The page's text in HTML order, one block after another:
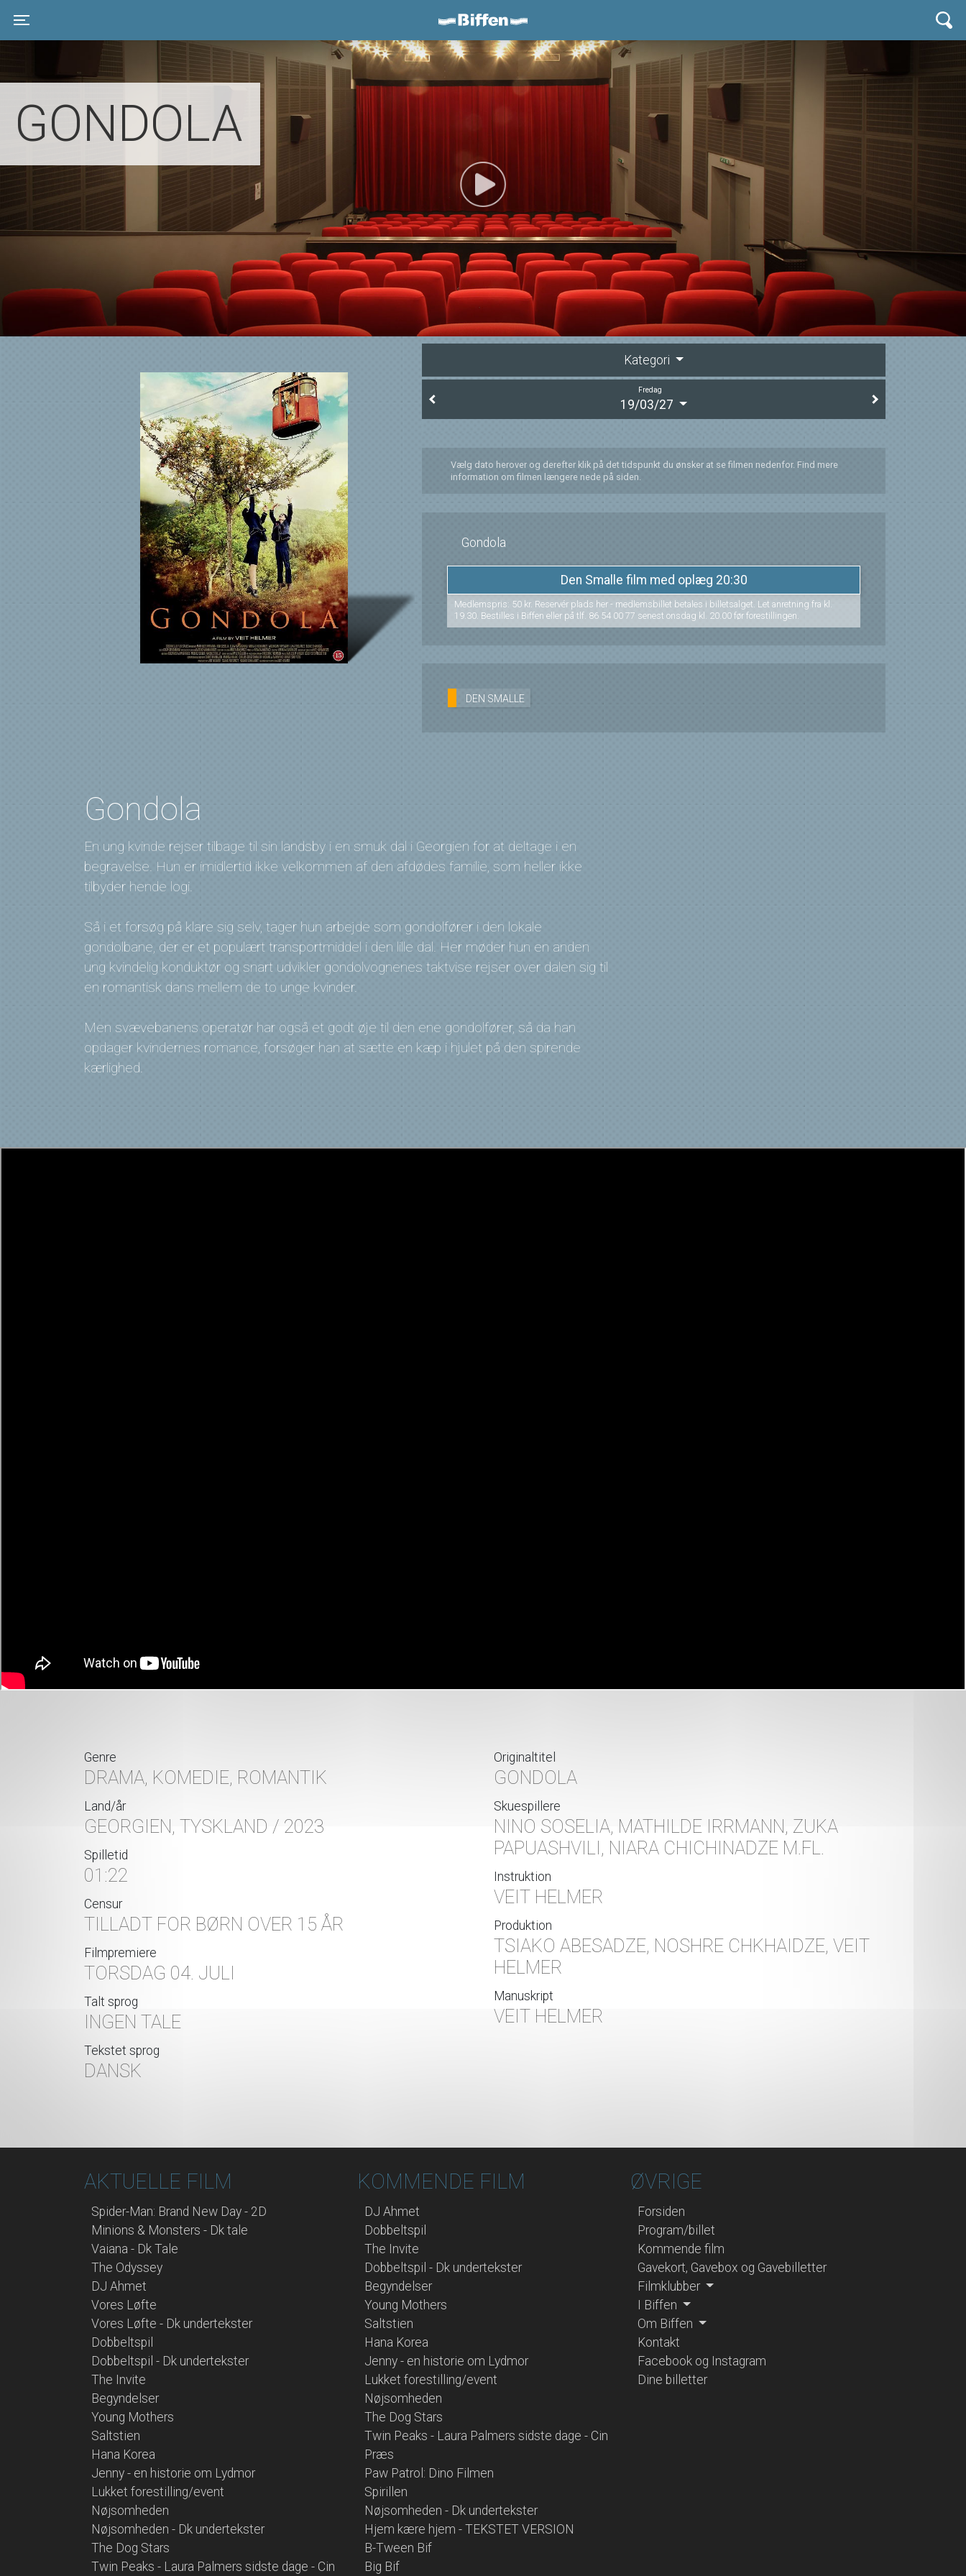
Biffen Odder
GONDOLA
Kategori
Fredag
19/03/27
Vælg dato herover og derefter klik på det tidspunkt du ønsker at se filmen nedenfor. Find mere
information om filmen længere nede på siden.
Gondola
Den Smalle film med oplæg 20:30
Medlemspris: 50 kr. Reservér plads her - medlemsbillet betales i billetsalget. Let anretning fra kl.
19.30. Bestilles i Biffen eller på tlf. 86 54 00 77 senest onsdag kl. 20.00 før forestillingen.
DEN SMALLE
Gondola
En ung kvinde rejser tilbage til sin landsby i en smuk dal i Georgien for at deltage i en
begravelse. Hun er imidlertid ikke velkommen af den afdødes familie, som heller ikke
tilbyder hende logi.
Så i et forsøg på klare sig selv, tager hun arbejde som gondolfører i den lokale
gondolbane, der er et populært transportmiddel i den lille dal. Her møder hun en anden
ung kvindelig konduktør og snart udvikler gondolvognenes taktvise rejser over dalen sig til
en romantisk dans mellem de to unge kvinder.
Men svævebanens operatør har også et godt øje til den ene gondolfører, så da han
opdager kvindernes romance, forsøger han at sætte en kæp i hjulet på den spirende
kærlighed.
Genre
DRAMA, KOMEDIE, ROMANTIK
Land/år
GEORGIEN, TYSKLAND / 2023
Spilletid
01:22
Censur
TILLADT FOR BØRN OVER 15 ÅR
Filmpremiere
TORSDAG 04. JULI
Talt sprog
INGEN TALE
Tekstet sprog
DANSK
Originaltitel
GONDOLA
Skuespillere
NINO SOSELIA, MATHILDE IRRMANN, ZUKA
PAPUASHVILI, NIARA CHICHINADZE M.FL.
Instruktion
VEIT HELMER
Produktion
TSIAKO ABESADZE, NOSHRE CHKHAIDZE, VEIT
HELMER
Manuskript
VEIT HELMER
AKTUELLE FILM
Spider-Man: Brand New Day - 2D
Minions & Monsters - Dk tale
Vaiana - Dk Tale
The Odyssey
DJ Ahmet
Vores Løfte
Vores Løfte - Dk undertekster
Dobbeltspil
Dobbeltspil - Dk undertekster
The Invite
Begyndelser
Young Mothers
Saltstien
Hana Korea
Jenny - en historie om Lydmor
Lukket forestilling/event
Nøjsomheden
Nøjsomheden - Dk undertekster
The Dog Stars
Twin Peaks - Laura Palmers sidste dage - Cin
KOMMENDE FILM
DJ Ahmet
Dobbeltspil
The Invite
Dobbeltspil - Dk undertekster
Begyndelser
Young Mothers
Saltstien
Hana Korea
Jenny - en historie om Lydmor
Lukket forestilling/event
Nøjsomheden
The Dog Stars
Twin Peaks - Laura Palmers sidste dage - Cin
Præs
Paw Patrol: Dino Filmen
Spirillen
Nøjsomheden - Dk undertekster
Hjem kære hjem - TEKSTET VERSION
B-Tween Bif
Big Bif
ØVRIGE
Forsiden
Program/billet
Kommende film
Gavekort, Gavebox og Gavebilletter
Filmklubber
I Biffen
Om Biffen
Kontakt
Facebook og Instagram
Dine billetter